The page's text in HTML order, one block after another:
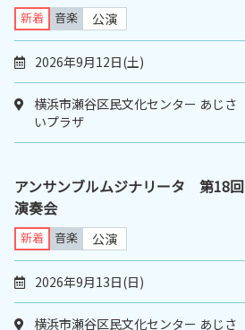
新着 音楽 公演
2026年9月12日(土)
横浜市瀬谷区民文化センター あじさ
いプラザ
アンサンブルムジナリータ 第18回
演奏会
新着 音楽 公演
2026年9月13日(日)
横浜市瀬谷区民文化センター あじさ